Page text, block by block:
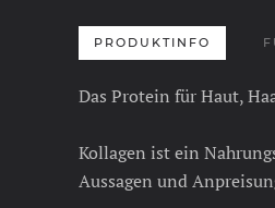
PRODUKTINFO
Das Protein für Haut,
Kollagen ist ein
Aussagen und